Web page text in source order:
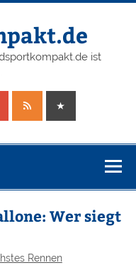
ist
Wer siegt
Rennen